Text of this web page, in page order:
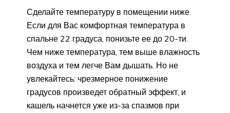
Сделайте температуру в помещении ниже.
Если для Вас комфортная температура в
спальне 22 градуса, понизьте ее до 20-ти.
Чем ниже температура, тем выше влажность
воздуха и тем легче Вам дышать. Но не
увлекайтесь: чрезмерное понижение
градусов произведет обратный эффект, и
кашель начнется уже из-за спазмов при